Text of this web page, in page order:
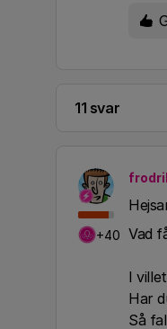
11 svar
+40 Vad
I
Har
Så